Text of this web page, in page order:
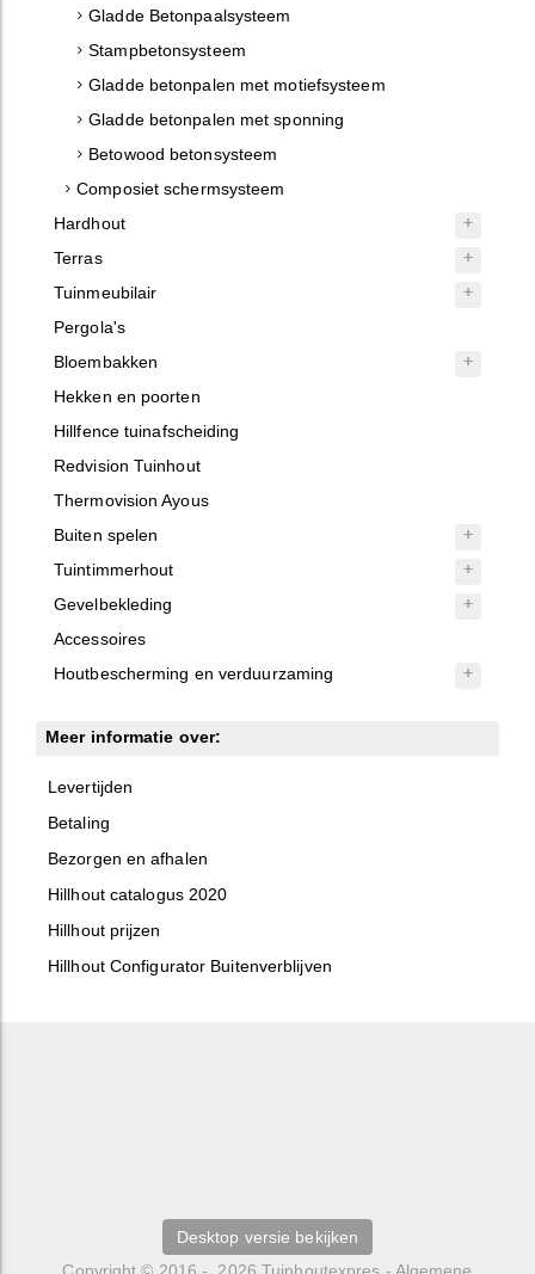
Gladde Betonpaalsysteem
Stampbetonsysteem
Gladde betonpalen met motiefsysteem
Gladde betonpalen met sponning
Betowood betonsysteem
Composiet schermsysteem
Hardhout
Terras
Tuinmeubilair
Pergola's
Bloembakken
Hekken en poorten
Hillfence tuinafscheiding
Redvision Tuinhout
Thermovision Ayous
Buiten spelen
Tuintimmerhout
Gevelbekleding
Accessoires
Houtbescherming en verduurzaming
Meer informatie over:
Levertijden
Betaling
Bezorgen en afhalen
Hillhout catalogus 2020
Hillhout prijzen
Hillhout Configurator Buitenverblijven
Desktop versie bekijken
Copyright © 2016 - 2026 Tuinhoutexpres - Algemene